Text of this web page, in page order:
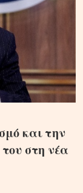
και την
στη νέα